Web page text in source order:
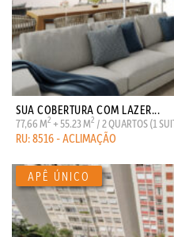
SUA COBERTURA COM LAZER...
77,66 M2 + 55.23 M2 / 2 QUARTOS (1
RU: 8516 - ACLIMAÇÃO